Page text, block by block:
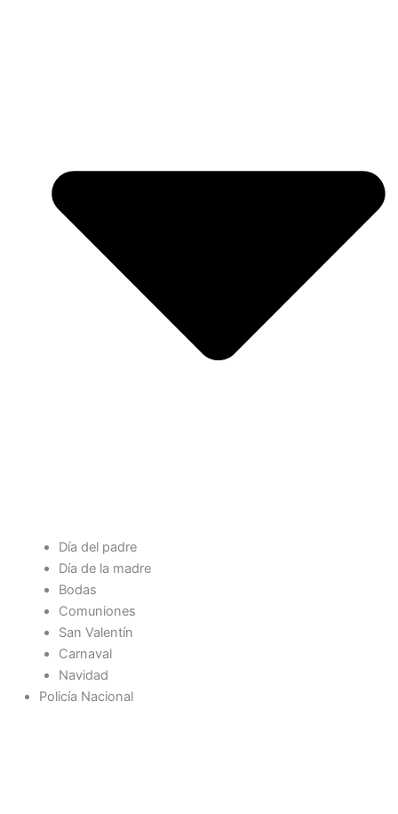
Día del padre
Día de la madre
Bodas
Comuniones
San Valentín
Carnaval
Navidad
Policía Nacional